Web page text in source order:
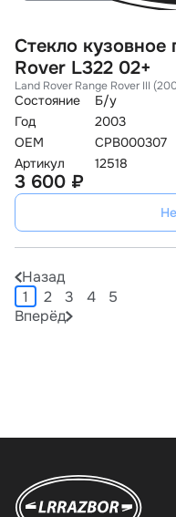
Стекло кузовное
Rover L322 02+
Land Rover Range Rover III
Состояние
Б/у
Год
2003
OEM
CPB000307
Артикул
12518
3 600 ₽
Назад
1
2 3 4
5
Вперёд